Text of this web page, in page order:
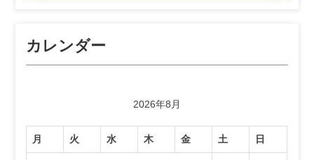
カレンダー
2026年8月
月 火 水 木 金 土 日